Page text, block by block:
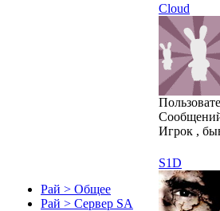
Рай > Общее
Рай > Сервер SA
Cloud
Игрок ,
S1D